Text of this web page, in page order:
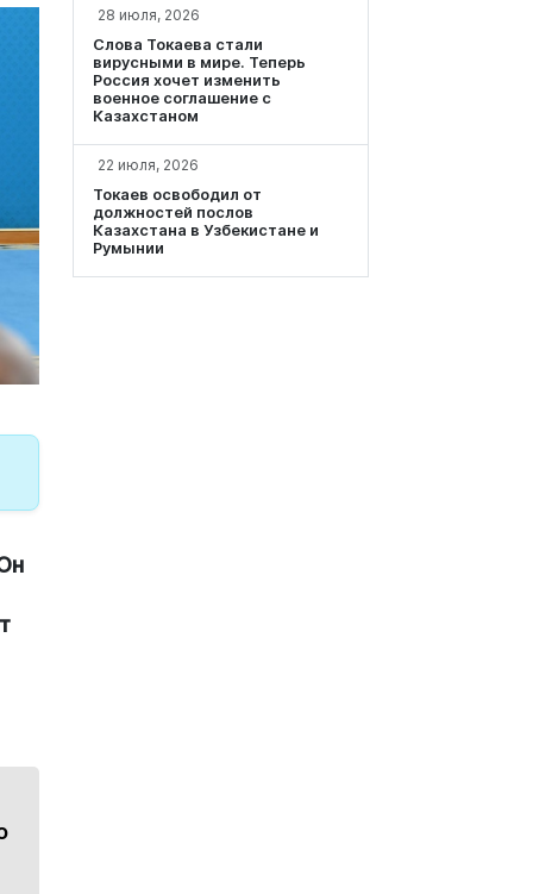
28 июля, 2026
Слова Токаева стали
вирусными в мире. Теперь
Россия хочет изменить
военное соглашение с
Казахстаном
22 июля, 2026
Токаев освободил от
должностей послов
Казахстана в Узбекистане и
Румынии